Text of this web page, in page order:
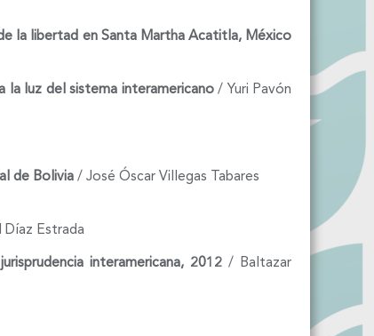
la libertad en Santa Martha Acatitla, México
la luz del sistema interamericano/ Yuri Pavón
de Bolivia/ José Óscar Villegas Tabares
Díaz Estrada
interamericana, 2012/ Baltazar